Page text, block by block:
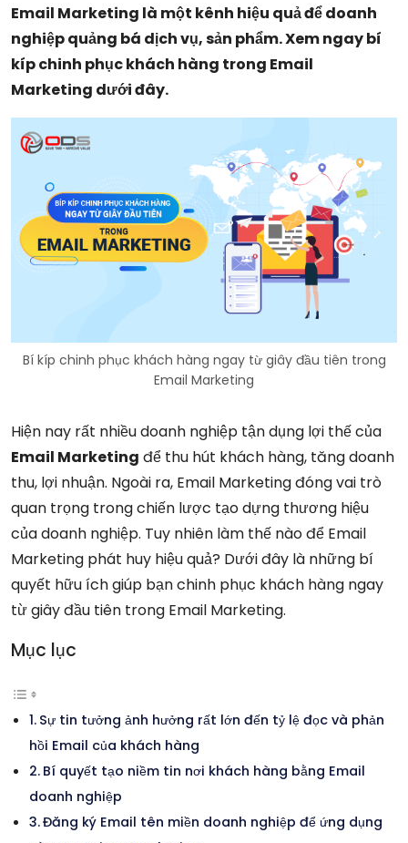
Email Marketing là một kênh hiệu quả để doanh
nghiệp quảng bá dịch vụ, sản phẩm. Xem ngay bí
kíp chinh phục khách hàng trong Email
Marketing dưới đây.
Bí kíp chinh phục khách hàng ngay từ giây đầu tiên trong
Email Marketing
Hiện nay rất nhiều doanh nghiệp tận dụng lợi thế của
Email Marketing để thu hút khách hàng, tăng doanh
thu, lợi nhuận. Ngoài ra, Email Marketing đóng vai trò
quan trọng trong chiến lược tạo dựng thương hiệu
của doanh nghiệp. Tuy nhiên làm thế nào để Email
Marketing phát huy hiệu quả? Dưới đây là những bí
quyết hữu ích giúp bạn chinh phục khách hàng ngay
từ giây đầu tiên trong Email Marketing.
Mục lục
Sự tin tưởng ảnh hưởng rất lớn đến tỷ lệ đọc và phản
hồi Email của khách hàng
Bí quyết tạo niềm tin nơi khách hàng bằng Email
doanh nghiệp
Đăng ký Email tên miền doanh nghiệp để ứng dụng